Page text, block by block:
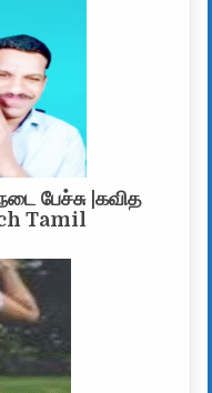
பேச்சு |கவித
Tamil